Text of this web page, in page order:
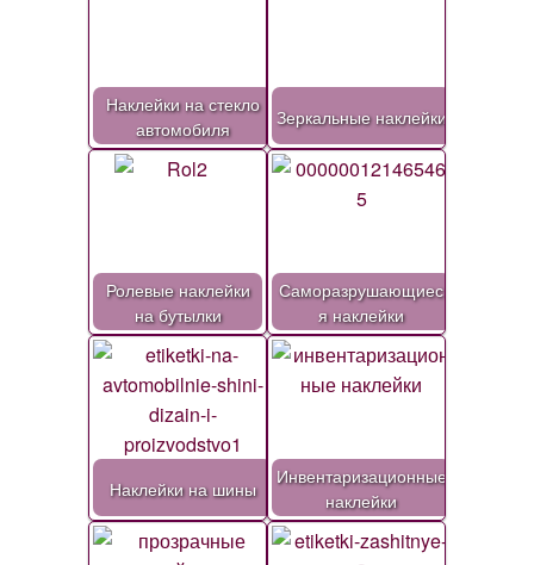
Наклейки на стекло
автомобиля
Зеркальные наклейки
Ролевые наклейки
на бутылки
Саморазрушающиес
я наклейки
Наклейки на шины
Инвентаризационные
наклейки